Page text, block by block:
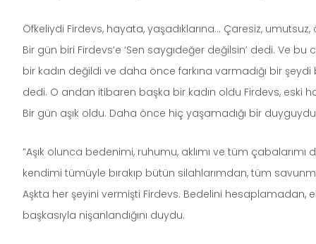
Öfkeliydi Firdevs, hayata, yaşadıklarına… Çaresiz,
Bir gün biri Firdevs’e ‘Sen saygıdeğer değilsin’ dedi. Ve
bir kadın değildi ve daha önce farkına varmadığı bir
dedi. O andan itibaren başka bir kadın oldu Firdevs, eski
Bir gün aşık oldu. Daha önce hiç yaşamadığı bir
”Aşık olunca bedenimi, ruhumu, aklımı ve tüm
kendimi tümüyle bırakıp bütün silahlarımdan, tüm
Aşkta her şeyini vermişti Firdevs. Bedelini
başkasıyla nişanlandığını duydu.